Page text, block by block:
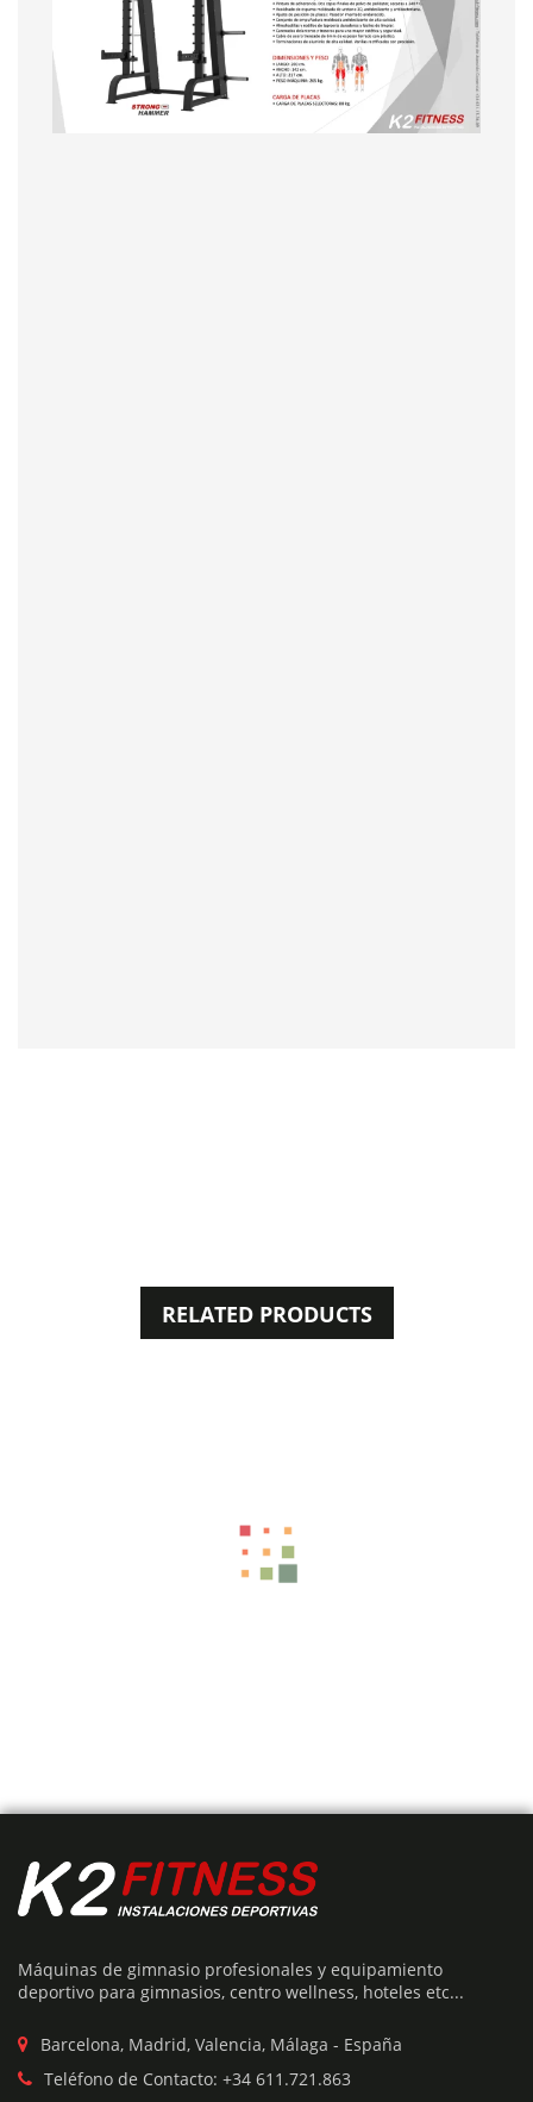
RELATED PRODUCTS
producto
múltiples
variantes.
Las
se
pueden
en
la
página
MAQUINA HIP THRUST IMPULSO DE GLÚTEOS
€1,345 - €1,645Rango
de
desde
€1,345
hasta
Máquinas de gimnasio profesionales y equipamiento
deportivo para gimnasios, centro wellness, hoteles etc...
Barcelona, Madrid, Valencia, Málaga - España
Teléfono de Contacto: +34 611.721.863